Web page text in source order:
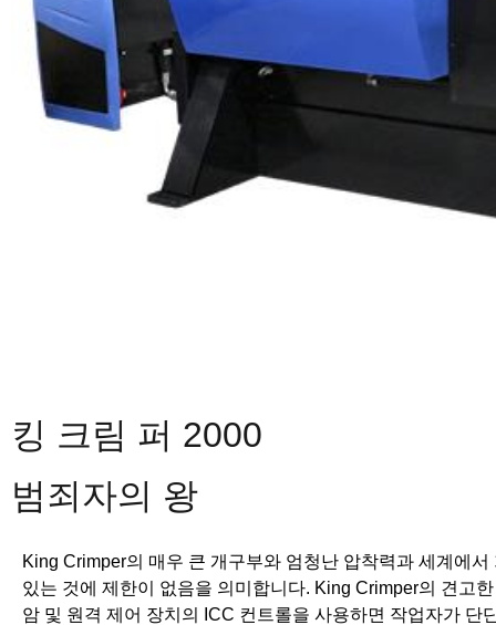
킹 크림 퍼 2000
범죄자의 왕
King Crimper의 매우 큰 개구부와 엄청난 압착력과 세계에
있는 것에 제한이 없음을 의미합니다. King Crimper의 견고
암 및 원격 제어 장치의 ICC 컨트롤을 사용하면 작업자가